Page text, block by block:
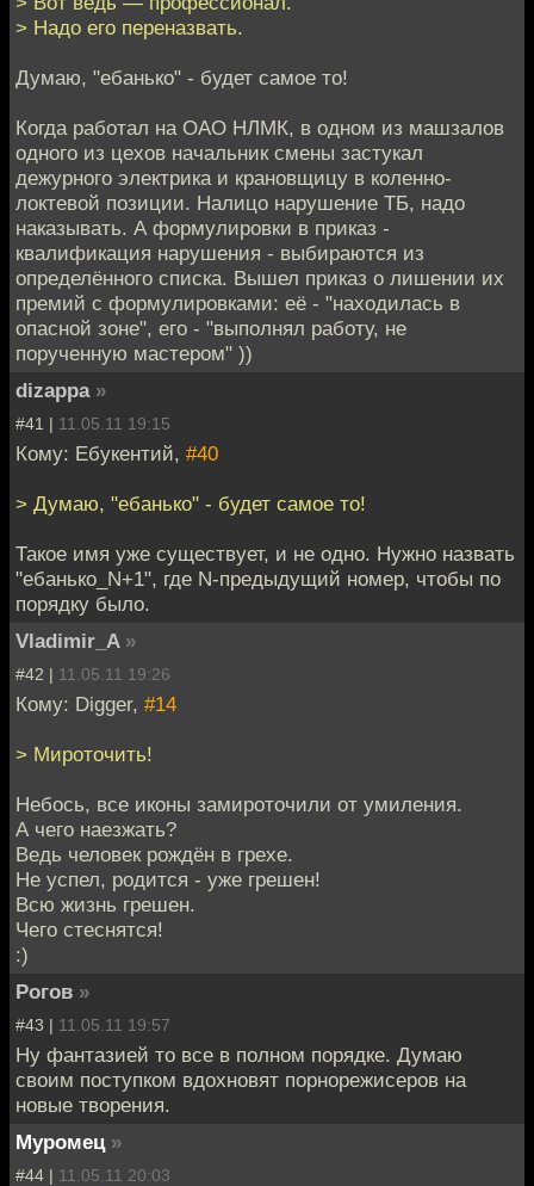
> Надо его переназвать.
Думаю, "ебанько" - будет самое то!
Когда работал на ОАО НЛМК, в одном из машзалов
одного из цехов начальник смены застукал
дежурного электрика и крановщицу в коленно-
локтевой позиции. Налицо нарушение ТБ, надо
наказывать. А формулировки в приказ -
квалификация нарушения - выбираются из
определённого списка. Вышел приказ о лишении их
премий с формулировками: её - "находилась в
опасной зоне", его - "выполнял работу, не
порученную мастером" ))
dizappa »
#41 | 11.05.11 19:15
Кому: Ебукентий, #40
> Думаю, "ебанько" - будет самое то!
Такое имя уже существует, и не одно. Нужно назвать
"ебанько_N+1", где N-предыдущий номер, чтобы по
порядку было.
Vladimir_A »
#42 | 11.05.11 19:26
Кому: Digger, #14
> Мироточить!
Небось, все иконы замироточили от умиления.
А чего наезжать?
Ведь человек рождён в грехе.
Не успел, родится - уже грешен!
Всю жизнь грешен.
Чего стеснятся!
:)
Рогов »
#43 | 11.05.11 19:57
Ну фантазией то все в полном порядке. Думаю
своим поступком вдохновят порнорежисеров на
новые творения.
Муромец »
#44 | 11.05.11 20:03